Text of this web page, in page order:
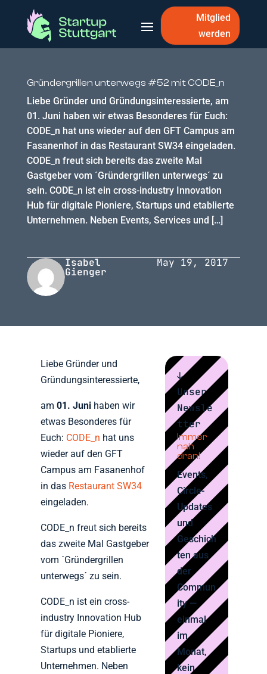
Mitglied
werden
Gründergrillen unterwegs #52 mit CODE_n
Liebe Gründer und Gründungsinteressierte, am
01. Juni haben wir etwas Besonderes für Euch:
CODE_n hat uns wieder auf den GFT Campus am
Fasanenhof in das Restaurant SW34 eingeladen.
CODE_n freut sich bereits das zweite Mal
Gastgeber vom ´Gründergrillen unterwegs´ zu
sein. CODE_n ist ein cross-industry Innovation
Hub für digitale Pioniere, Startups und etablierte
Unternehmen. Neben Events, Services und […]
Isabel
Gienger
May 19, 2017
Liebe Gründer und
Gründungsinteressierte,
am01. Juni haben wir
etwas Besonderes für
Euch: CODE_n hat uns
wieder auf den GFT
Campus am Fasanenhof
in das Restaurant SW34
eingeladen.
CODE_n freut sich bereits
das zweite Mal Gastgeber
vom ´Gründergrillen
unterwegs´ zu sein.
CODE_n ist ein cross-
industry Innovation Hub
für digitale Pioniere,
Startups und etablierte
Unternehmen. Neben
↓
Unser
Newsle
tter
Immer
nah
dran!
Events,
Circle-
Updates
und
Geschich
ten aus
der
Commun
ity —
einmal
im
Monat,
kein